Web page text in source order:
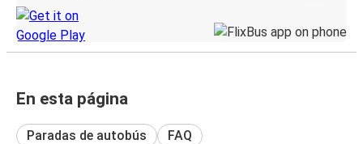
En esta página
Paradas de autobús FAQ